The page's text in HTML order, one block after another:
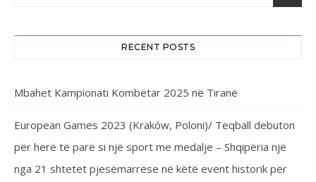
RECENT POSTS
Mbahet Kampionati Kombëtar 2025 në Tiranë
European Games 2023 (Kraków, Poloni)/ Teqball debuton
për herë të parë si një sport me medalje – Shqipëria një
nga 21 shtetet pjesëmarrëse në këtë event historik për